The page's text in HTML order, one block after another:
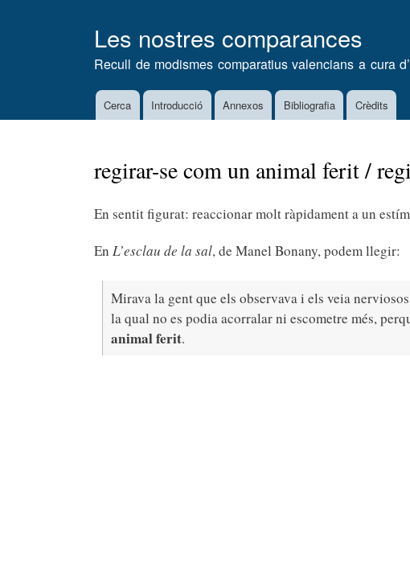
Les nostres comparances
Recull de modismes comparatius valencians a cura d’
MainCerca Introducció Annexos Bibliografia Crèdits
regirar-se com un animal ferit /
En sentit figurat: reaccionar molt ràpidament a un
En L’esclau de la sal, de Manel Bonany, podem llegir:
Mirava la gent que els observava i els veia
la qual no es podia acorralar ni escometre més,
animal ferit.